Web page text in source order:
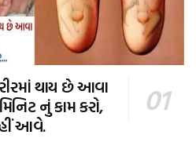
થાય છે આવા
નું કામ કરો,
આવે.